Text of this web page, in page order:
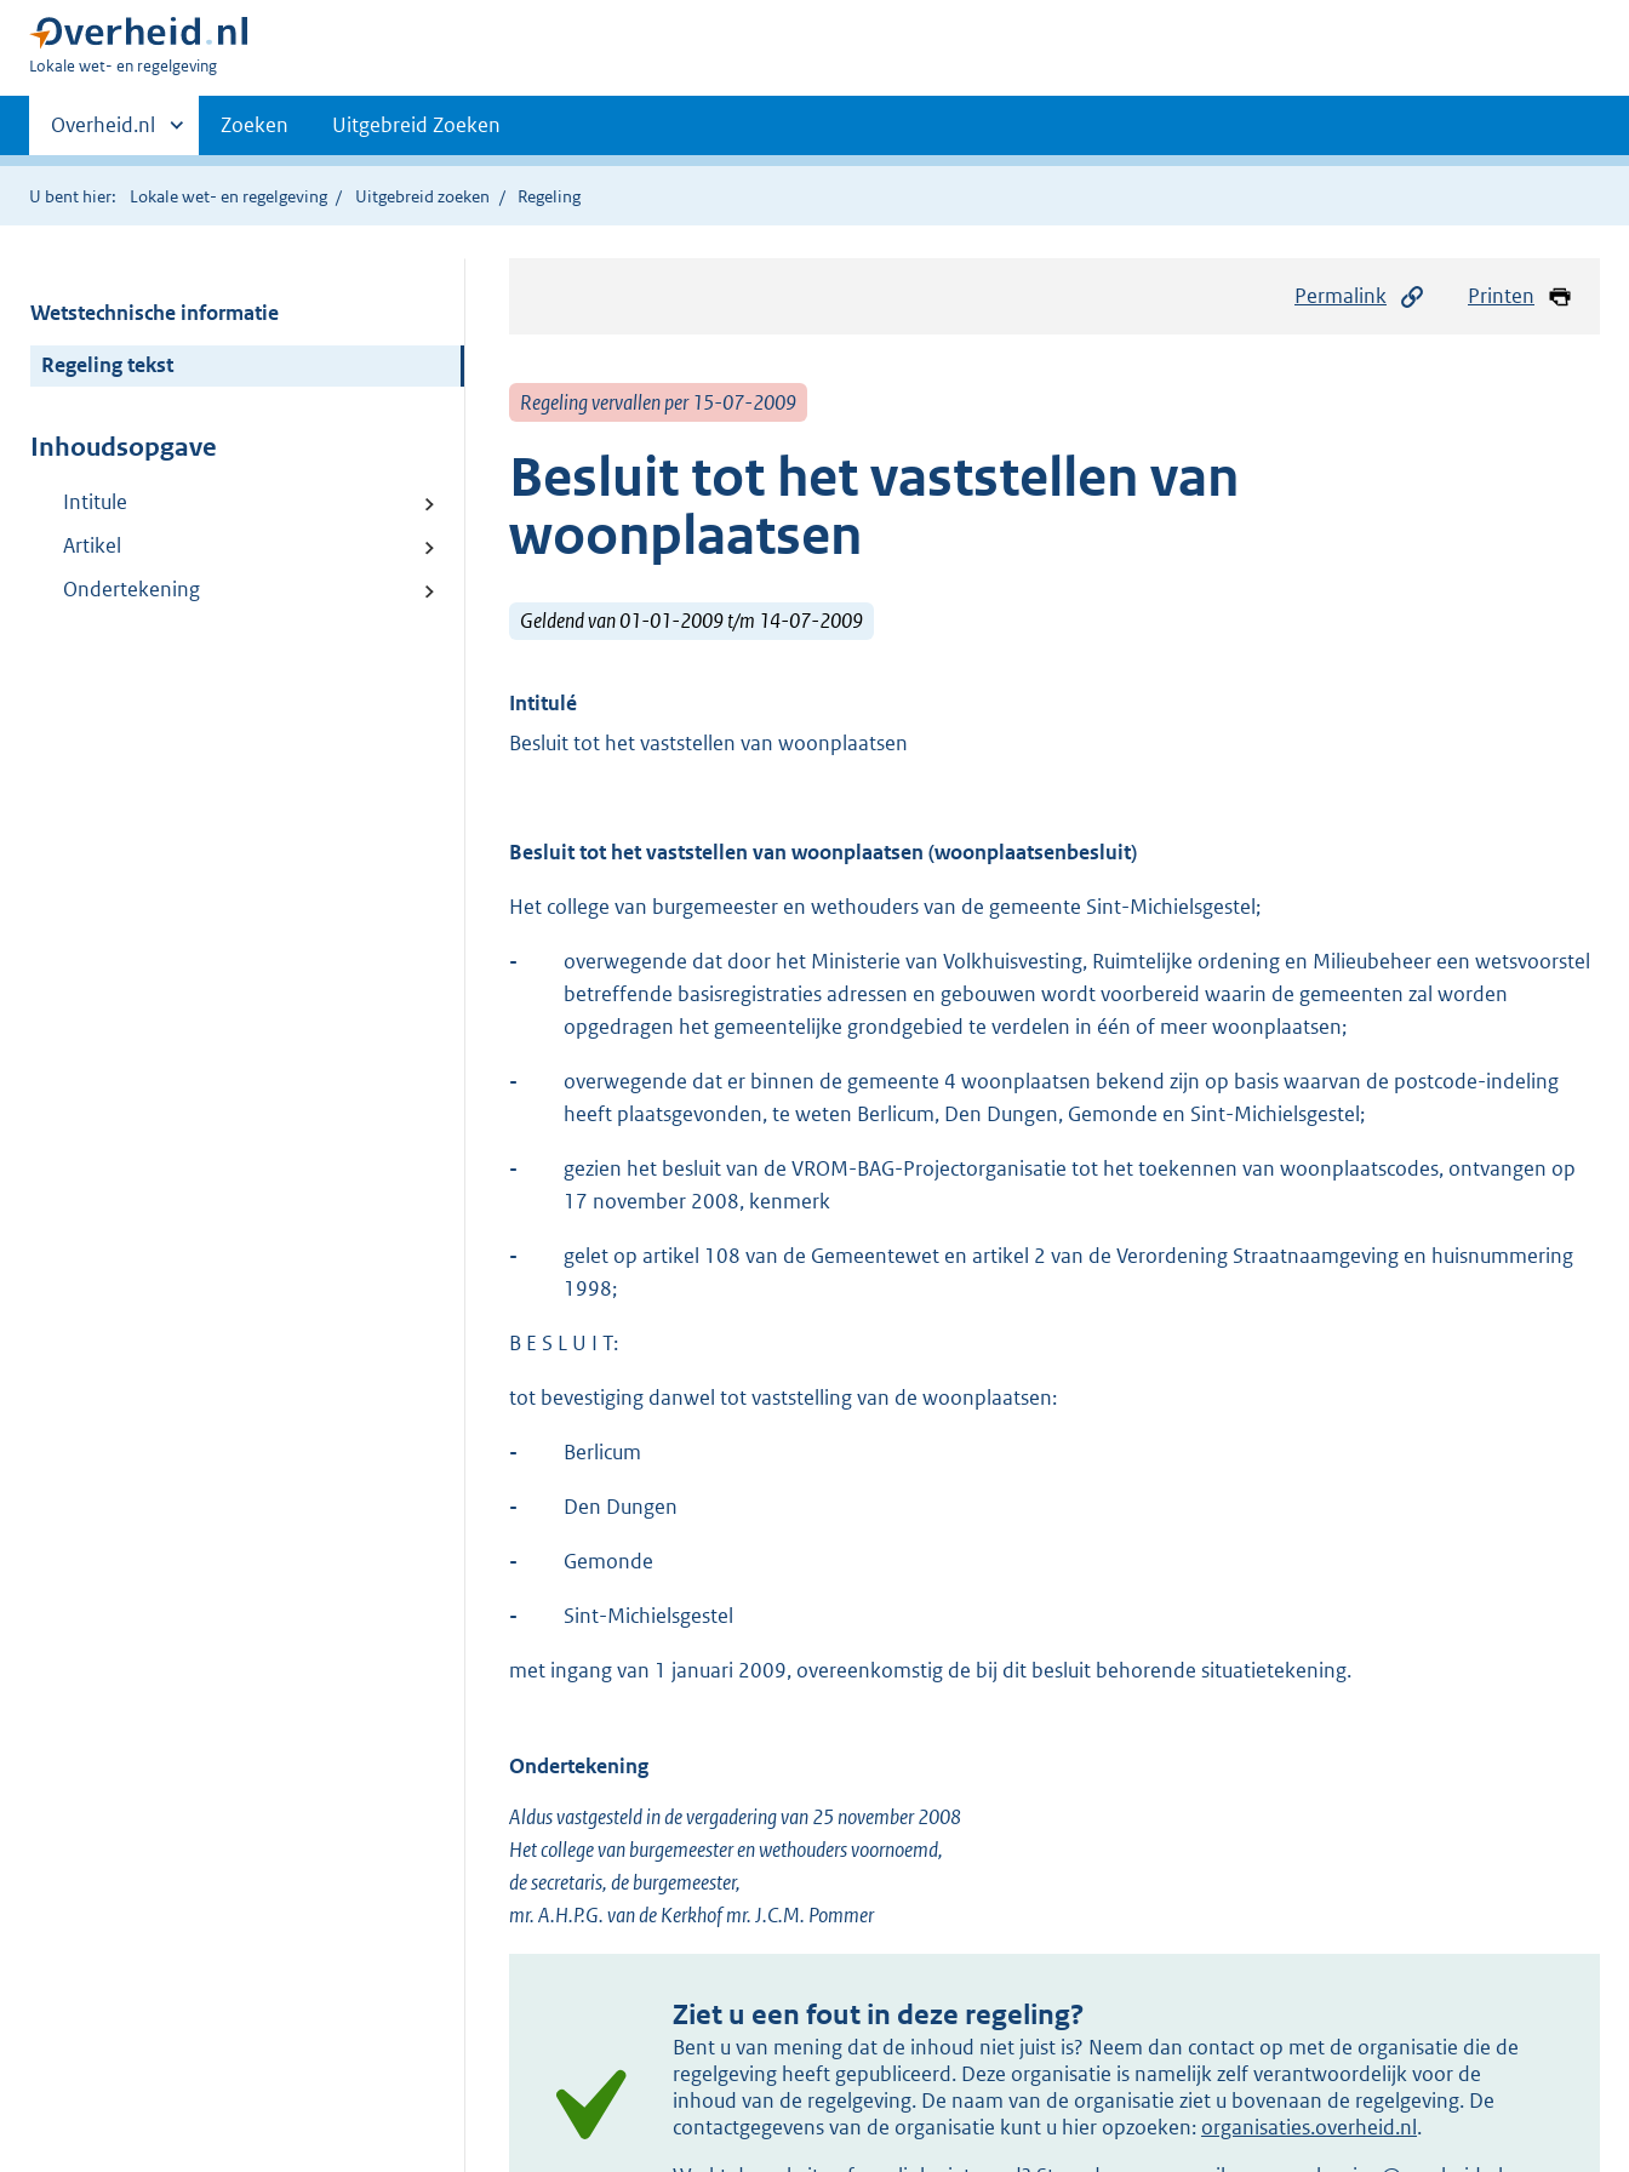
U
hier:
Lokale wet- en regelgeving
Primaire
navigatie
Andere
sites
binnen
Overheid.nl Zoeken Uitgebreid Zoeken
U bent hier: Lokale wet- en regelgeving Uitgebreid zoeken Regeling
Wetstechnische informatie
Regeling tekst
Inhoudsopgave
Intitule
Artikel
Ondertekening
Permalink Printen
Regeling vervallen per 15-07-2009
Besluit tot het vaststellen van
woonplaatsen
Geldend van 01-01-2009 t/m 14-07-2009
Intitulé
Besluit tot het vaststellen van woonplaatsen
Besluit tot het vaststellen van woonplaatsen (woonplaatsenbesluit)
Het college van burgemeester en wethouders van de gemeente Sint-Michielsgestel;
-
overwegende dat door het Ministerie van Volkhuisvesting, Ruimtelijke ordening en Milieubeheer een wetsvoorstel
betreffende basisregistraties adressen en gebouwen wordt voorbereid waarin de gemeenten zal worden
opgedragen het gemeentelijke grondgebied te verdelen in één of meer woonplaatsen;
-
overwegende dat er binnen de gemeente 4 woonplaatsen bekend zijn op basis waarvan de postcode-indeling
heeft plaatsgevonden, te weten Berlicum, Den Dungen, Gemonde en Sint-Michielsgestel;
-
gezien het besluit van de VROM-BAG-Projectorganisatie tot het toekennen van woonplaatscodes, ontvangen op
17 november 2008, kenmerk
-
gelet op artikel 108 van de Gemeentewet en artikel 2 van de Verordening Straatnaamgeving en huisnummering
1998;
B E S L U I T:
tot bevestiging danwel tot vaststelling van de woonplaatsen:
- Berlicum
- Den Dungen
- Gemonde
- Sint-Michielsgestel
met ingang van 1 januari 2009, overeenkomstig de bij dit besluit behorende situatietekening.
Ondertekening
Aldus vastgesteld in de vergadering van 25 november 2008
Het college van burgemeester en wethouders voornoemd,
de secretaris, de burgemeester,
mr. A.H.P.G. van de Kerkhof mr. J.C.M. Pommer
Ziet u een fout in deze regeling?
Bent u van mening dat de inhoud niet juist is? Neem dan contact op met de organisatie die de
regelgeving heeft gepubliceerd. Deze organisatie is namelijk zelf verantwoordelijk voor de
inhoud van de regelgeving. De naam van de organisatie ziet u bovenaan de regelgeving. De
contactgegevens van de organisatie kunt u hier opzoeken: organisaties.overheid.nl.